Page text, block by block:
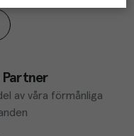
Partner
av våra förmånliga